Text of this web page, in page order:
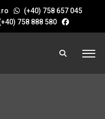
(+40) 758 657 045
758 888 580